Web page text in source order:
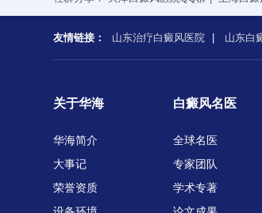
友情链接： 山东治疗白癜风医院 山东白
关于华海
华海简介
大事记
荣誉资质
白癜风名医
全球名医
专家团队
学术专著